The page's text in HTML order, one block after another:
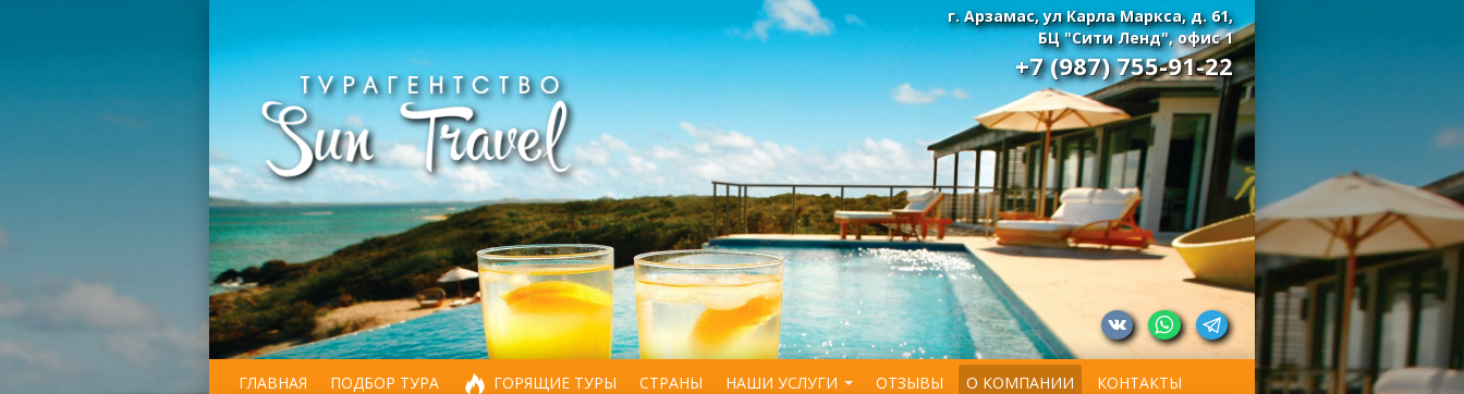
г. Арзамас, ул Карла Маркса, д. 61,
БЦ "Сити Ленд", офис 1
+7 (987) 755-91-22
ГЛАВНАЯ ПОДБОР ТУРА ГОРЯЩИЕ ТУРЫ СТРАНЫ НАШИ УСЛУГИ ОТЗЫВЫ О КОМПАНИИ КОНТАКТЫ